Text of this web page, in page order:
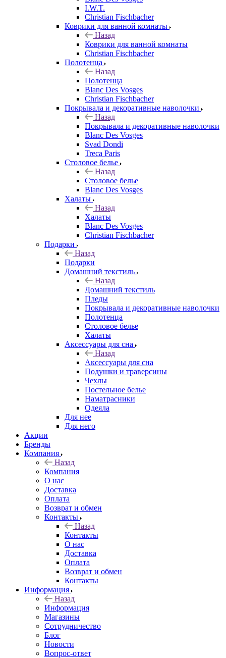
I.W.T.
Christian Fischbacher
Коврики для ванной комнаты
Назад
Коврики для ванной комнаты
Christian Fischbacher
Полотенца
Назад
Полотенца
Blanc Des Vosges
Christian Fischbacher
Покрывала и декоративные наволочки
Назад
Покрывала и декоративные наволочки
Blanc Des Vosges
Svad Dondi
Treca Paris
Столовое белье
Назад
Столовое белье
Blanc Des Vosges
Халаты
Назад
Халаты
Blanc Des Vosges
Christian Fischbacher
Подарки
Назад
Подарки
Домашний текстиль
Назад
Домашний текстиль
Пледы
Покрывала и декоративные наволочки
Полотенца
Столовое белье
Халаты
Аксессуары для сна
Назад
Аксессуары для сна
Подушки и траверсины
Чехлы
Постельное белье
Наматрасники
Одеяла
Для нее
Для него
Акции
Бренды
Компания
Назад
Компания
О нас
Доставка
Оплата
Возврат и обмен
Контакты
Назад
Контакты
О нас
Доставка
Оплата
Возврат и обмен
Контакты
Информация
Назад
Информация
Магазины
Сотрудничество
Блог
Новости
Вопрос-ответ